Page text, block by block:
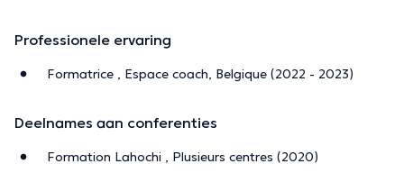
Professionele ervaring
Formatrice , Espace coach, Belgique (2022 - 2023)
Deelnames aan conferenties
Formation Lahochi , Plusieurs centres (2020)